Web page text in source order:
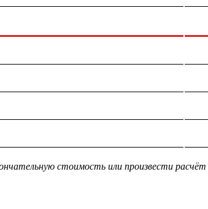
стоимость или произвести расчёт